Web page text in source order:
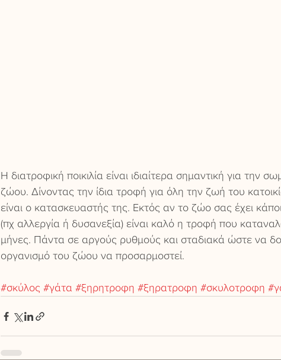
Η διατροφική ποικιλία είναι ιδιαίτερα σημαντική για την
ζώου. Δίνοντας την ίδια τροφή για όλη την ζωή του
είναι ο κατασκευαστής της. Εκτός αν το ζώο σας έχει
(πχ αλλεργία ή δυσανεξία) είναι καλό η τροφή που
μήνες. Πάντα σε αργούς ρυθμούς και σταδιακά ώστε να
οργανισμό του ζώου να προσαρμοστεί.
#σκύλος #γάτα #ξηρητροφη #ξηρατροφη #σκυλοτροφη